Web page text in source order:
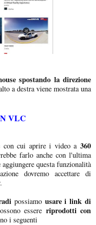
spostando la direzione
a destra viene mostrata una
VLC
con cui aprire i video a360
farlo anche con l'ultima
questa funzionalità
dovremo accettare di
possiamo usare i link di
essere riprodotti con
i seguenti